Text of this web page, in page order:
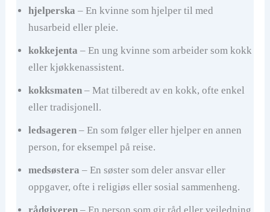
hjelperska – En kvinne som hjelper til med
husarbeid eller pleie.
kokkejenta – En ung kvinne som arbeider som kokk
eller kjøkkenassistent.
kokksmaten– Mat tilberedt av en kokk, ofte enkel
eller tradisjonell.
ledsageren– En som følger eller hjelper en annen
person, for eksempel på reise.
medsøstera – En søster som deler ansvar eller
oppgaver, ofte i religiøs eller sosial sammenheng.